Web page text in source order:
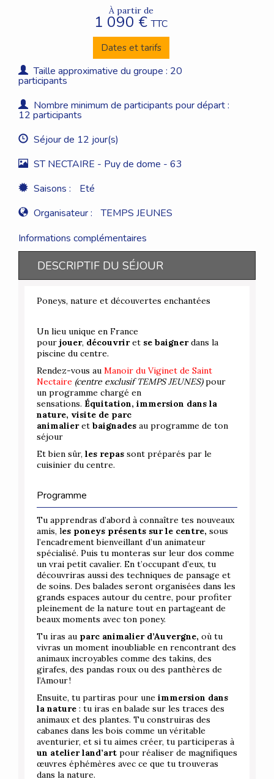
À partir de
1 090 €TTC
Dates et tarifs
Taille approximative du groupe : 20
participants
Nombre minimum de participants pour départ :
12 participants
Séjour de 12 jour(s)
ST NECTAIRE - Puy de dome - 63
Saisons :
Eté
Organisateur :
TEMPS JEUNES
Informations complémentaires
DESCRIPTIF DU SÉJOUR
Poneys, nature et découvertes enchantées
Un lieu unique en France
pour jouer, découvriret se baignerdans la
piscine du centre.
Rendez-vous au Manoir du Viginet de Saint
Nectaire (centre exclusif TEMPS JEUNES)pour
un programme chargé en
sensations. Équitation, immersion dans la
nature, visite de parc
animalieret baignades au programme de ton
séjour
Et bien sûr, les repas sont préparés par le
cuisinier du centre.
Programme
Tu apprendras d’abord à connaître tes nouveaux
amis, les poneys présents sur le centre, sous
l’encadrement bienveillant d’un animateur
spécialisé. Puis tu monteras sur leur dos comme
un vrai petit cavalier. En t’occupant d’eux, tu
découvriras aussi des techniques de pansage et
de soins. Des balades seront organisées dans les
grands espaces autour du centre, pour profiter
pleinement de la nature tout en partageant de
beaux moments avec ton poney.
Tu iras au parc animalier d’Auvergne, où tu
vivras un moment inoubliable en rencontrant des
animaux incroyables comme des takins, des
girafes, des pandas roux ou des panthères de
l’Amour !
Ensuite, tu partiras pour une immersion dans
la nature : tu iras en balade sur les traces des
animaux et des plantes. Tu construiras des
cabanes dans les bois comme un véritable
aventurier, et si tu aimes créer, tu participeras à
un atelier land’art pour réaliser de magnifiques
œuvres éphémères avec ce que tu trouveras
dans la nature.